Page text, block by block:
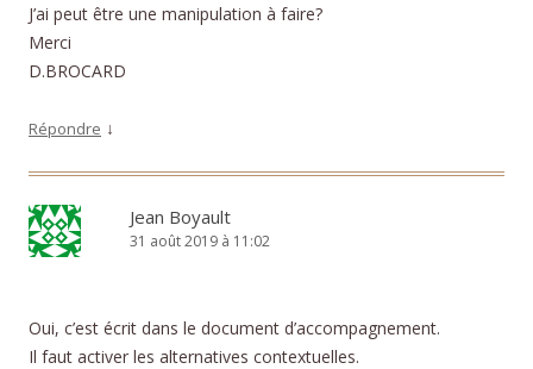
J’ai peut être une manipulation à faire?
Merci
D.BROCARD
Répondre ↓
Jean Boyault
31 août 2019 à 11:02
Oui, c’est écrit dans le document d’accompagnement.
Il faut activer les alternatives contextuelles.